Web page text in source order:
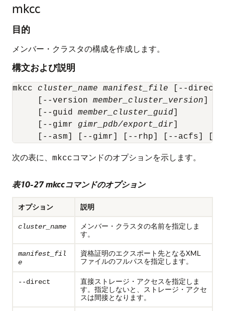
mkcc
目的
メンバー・クラスタの構成を作成します。
構文および説明
mkcc cluster_name manifest_file [--direct]
     [--version
member_cluster_version
     [--guid
member_cluster_guid
     [--gimr
gimr_pdb/export_dir
[--asm] [--gimr] [--rhp] [--acfs]
次の表に、 mkccコマンドのオプションを示します。
表10-27 mkccコマンドのオプション
オプション 説明
cluster_name
メンバー・クラスタの名前を指定しま
す。
manifest_fil
e
資格証明のエクスポート先となるXML
ファイルのフルパスを指定します。
--direct
直接ストレージ・アクセスを指定しま
す。指定しないと、ストレージ・アクセ
スは間接となります。